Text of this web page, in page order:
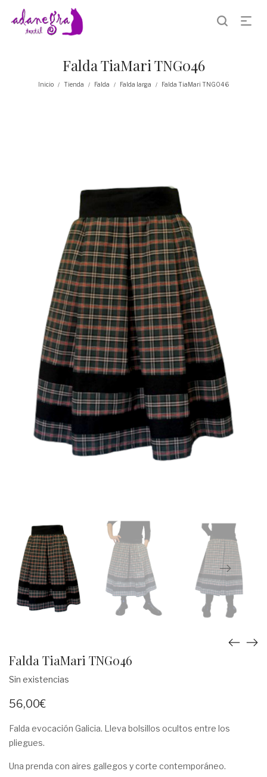
Falda TiaMari TNG046
Inicio / Tienda / Falda / Falda larga / Falda TiaMari TNG046
Falda TiaMari TNG046
Sin existencias
56,00€
Falda evocación Galicia. Lleva bolsillos ocultos entre los
pliegues.
Una prenda con aires gallegos y corte contemporáneo.